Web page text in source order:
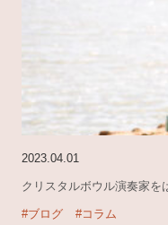
2023.04.01
クリスタルボウル演奏家を
#ブログ #コラム